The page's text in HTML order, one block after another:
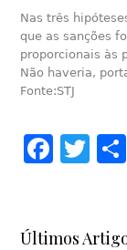
Nas três
que as sanções
proporcionais às
Não haveria,
Fonte:STJ
Últimos